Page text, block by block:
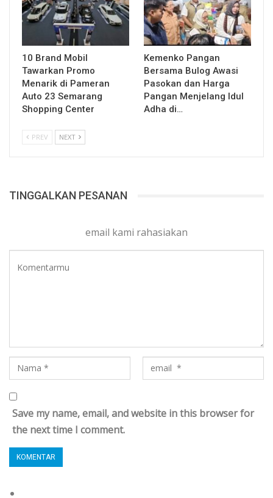
10 Brand Mobil
Tawarkan Promo
Menarik di Pameran
Auto 23 Semarang
Shopping Center
Kemenko Pangan
Bersama Bulog Awasi
Pasokan dan Harga
Pangan Menjelang Idul
Adha di…
PREV NEXT
TINGGALKAN PESANAN
email kami rahasiakan
Save my name, email, and website in this browser for
the next time I comment.